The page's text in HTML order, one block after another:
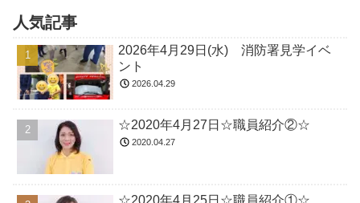
人気記事
2026年4月29日(水) 消防署見学イベ
ント
2026.04.29
☆2020年4月27日☆職員紹介②☆
2020.04.27
☆2020年4月25日☆職員紹介①☆